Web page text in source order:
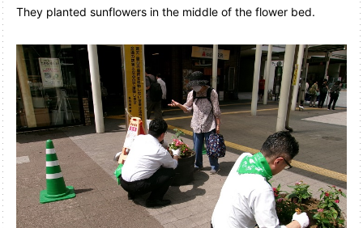
They planted sunflowers in the middle of the flower bed.